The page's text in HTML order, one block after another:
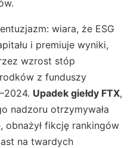
wiara, że ESG
i premiuje wyniki,
wzrost stóp
z funduszy
Upadek giełdy FTX,
nadzoru otrzymywała
fikcję rankingów
na twardych